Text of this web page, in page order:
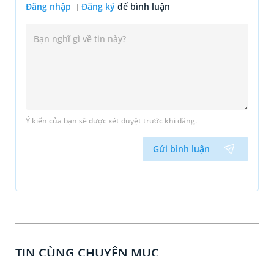
Đăng nhập Đăng ký để bình luận
Ý kiến của bạn sẽ được xét duyệt trước khi đăng.
Gửi bình luận
TIN CÙNG CHUYÊN MỤC